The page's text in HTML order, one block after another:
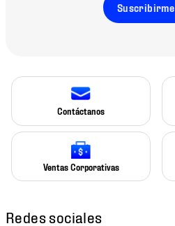
Suscribirme
Contáctanos
Ventas Corporativas
Redes sociales